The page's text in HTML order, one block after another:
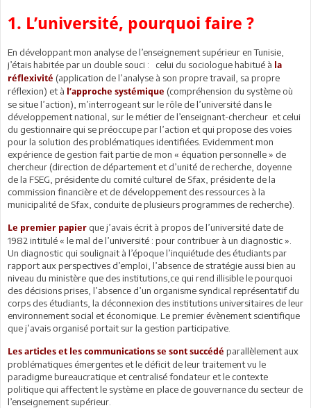
1. L’université, pourquoi faire ?
En développant mon analyse de l’enseignement supérieur en Tunisie,
j’étais habitée par un double souci : celui du sociologue habitué à la
réflexivité (application de l’analyse à son propre travail, sa propre
réflexion) et à l’approche systémique (compréhension du système où
se situe l’action), m’interrogeant sur le rôle de l’université dans le
développement national, sur le métier de l’enseignant-chercheur et celui
du gestionnaire qui se préoccupe par l’action et qui propose des voies
pour la solution des problématiques identifiées. Evidemment mon
expérience de gestion fait partie de mon « équation personnelle » de
chercheur (direction de département et d’unité de recherche, doyenne
de la FSEG, présidente du comité culturel de Sfax, présidente de la
commission financière et de développement des ressources à la
municipalité de Sfax, conduite de plusieurs programmes de recherche).
Le premier papier que j’avais écrit à propos de l’université date de
1982 intitulé « le mal de l’université : pour contribuer à un diagnostic ».
Un diagnostic qui soulignait à l’époque l’inquiétude des étudiants par
rapport aux perspectives d’emploi, l’absence de stratégie aussi bien au
niveau du ministère que des institutions,ce qui rend illisible le pourquoi
des décisions prises, l’absence d’un organisme syndical représentatif du
corps des étudiants, la déconnexion des institutions universitaires de leur
environnement social et économique. Le premier évènement scientifique
que j’avais organisé portait sur la gestion participative.
Les articles et les communications se sont succédé parallèlement aux
problématiques émergentes et le déficit de leur traitement vu le
paradigme bureaucratique et centralisé fondateur et le contexte
politique qui affectent le système en place de gouvernance du secteur de
l’enseignement supérieur.